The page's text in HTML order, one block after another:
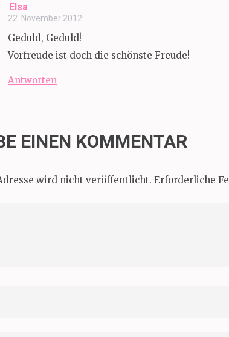
Elsa
22. November 2012
Geduld, Geduld!
Vorfreude ist doch die schönste Freude!
Antworten
EINEN KOMMENTAR
wird nicht veröffentlicht. Erforderliche